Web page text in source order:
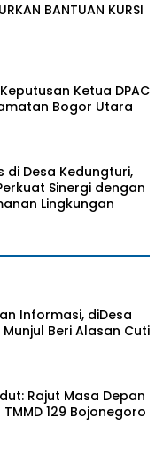
BANTUAN KURSI
Ketua DPAC
Bogor Utara
di Desa Kedungturi,
Sinergi dengan
Lingkungan
Informasi, diDesa
Beri Alasan Cuti
Rajut Masa Depan
129 Bojonegoro